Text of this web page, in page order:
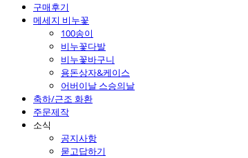
구매후기
메세지 비누꽃
100송이
비누꽃다발
비누꽃바구니
용돈상자&케이스
어버이날 스승의날
축하/근조 화환
주문제작
소식
공지사항
묻고답하기